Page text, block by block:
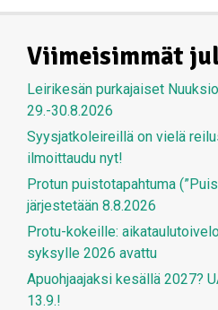
Viimeisimmät
Leirikesän purkajaiset
29.-30.8.2026
Syysjatkoleireillä on vielä
ilmoittaudu nyt!
Protun puistotapahtuma
järjestetään 8.8.2026
Protu-kokeille:
syksylle 2026 avattu
Apuohjaajaksi kesällä 2027?
13.9.!